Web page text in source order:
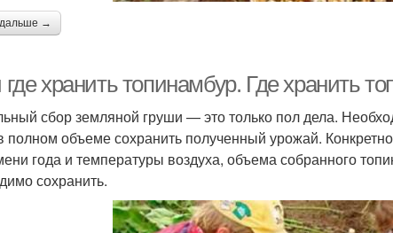
дальше →
где хранить топинамбур. Где хранить
сбор земляной груши — это только пол дела.
полном объеме сохранить полученный урожай.
года и температуры воздуха, объема собранного
сохранить.